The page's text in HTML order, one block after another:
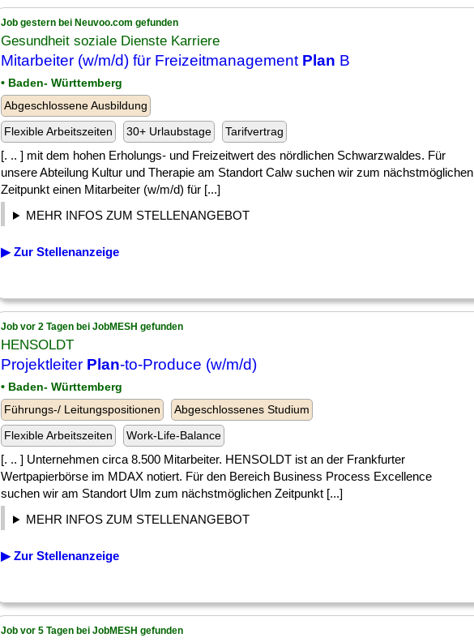
Job gestern bei Neuvoo.com gefunden
Gesundheit soziale Dienste Karriere
Mitarbeiter (w/m/d) für Freizeitmanagement Plan B
• Baden- Württemberg
Abgeschlossene Ausbildung
Flexible Arbeitszeiten
30+ Urlaubstage Tarifvertrag
[. .. ] mit dem hohen Erholungs- und Freizeitwert des nördlichen Schwarzwaldes. Für
unsere Abteilung Kultur und Therapie am Standort Calw suchen wir zum nächstmöglichen
Zeitpunkt einen Mitarbeiter (w/m/d) für [...]
MEHR INFOS ZUM STELLENANGEBOT
▶ Zur Stellenanzeige
Job vor 2 Tagen bei JobMESH gefunden
HENSOLDT
Projektleiter Plan-to-Produce (w/m/d)
• Baden- Württemberg
Führungs-/ Leitungspositionen
Abgeschlossenes Studium
Flexible Arbeitszeiten
Work-Life-Balance
[. .. ] Unternehmen circa 8.500 Mitarbeiter. HENSOLDT ist an der Frankfurter
Wertpapierbörse im MDAX notiert. Für den Bereich Business Process Excellence
suchen wir am Standort Ulm zum nächstmöglichen Zeitpunkt [...]
MEHR INFOS ZUM STELLENANGEBOT
▶ Zur Stellenanzeige
Job vor 5 Tagen bei JobMESH gefunden